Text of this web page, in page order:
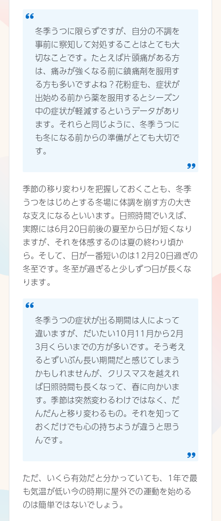
冬季うつに限らずですが、自分の不調を
事前に察知して対処することはとても大
切なことです。たとえば片頭痛がある方
は、痛みが強くなる前に鎮痛剤を服用す
る方も多いですよね？花粉症も、症状が
出始める前から薬を服用するとシーズン
中の症状が軽減するというデータがあり
ます。それらと同じように、冬季うつに
も冬になる前からの準備がとても大切で
す。
季節の移り変わりを把握しておくことも、冬季
うつをはじめとする冬場に体調を崩す方の大き
な支えになるといいます。日照時間でいえば、
実際には6月20日前後の夏至から日が短くなり
ますが、それを体感するのは夏の終わり頃か
ら。そして、日が一番短いのは12月20日過ぎの
冬至です。冬至が過ぎると少しずつ日が長くな
ります。
冬季うつの症状が出る期間は人によって
違いますが、だいたい10月11月から2月
3月くらいまでの方が多いです。そう考え
るとずいぶん長い期間だと感じてしまう
かもしれませんが、クリスマスを越えれ
ば日照時間も長くなって、春に向かいま
す。季節は突然変わるわけではなく、だ
んだんと移り変わるもの。それを知って
おくだけでも心の持ちようが違うと思う
んです。
ただ、いくら有効だと分かっていても、1年で最
も気温が低い今の時期に屋外での運動を始める
のは簡単ではないでしょう。